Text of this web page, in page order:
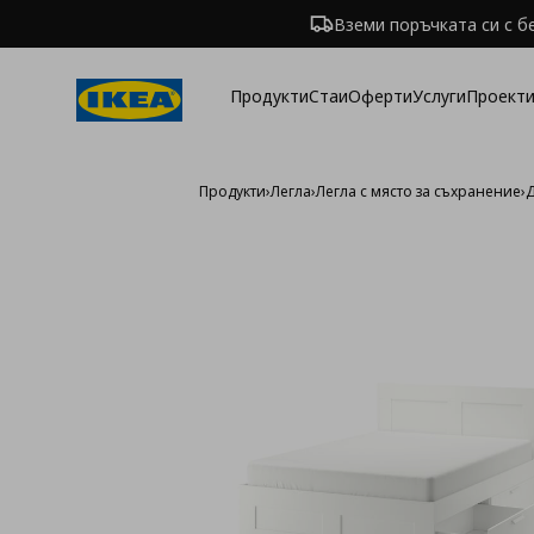
Вземи поръчката си с
ПродуктиСтаиОфертиУслуги
Продукти›Легла›Легла с място за съхранение›